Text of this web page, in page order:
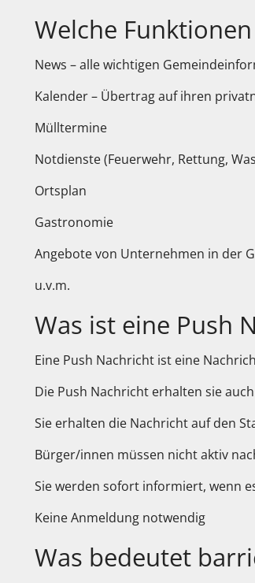
Welche
News – alle wichtigen
Kalender – Übertrag auf ihren
Mülltermine
Notdienste (Feuerwehr, Rettung,
Ortsplan
Gastronomie
Angebote von Unternehmen in der
u.v.m.
Was ist eine Push
Eine Push Nachricht ist eine
Die Push Nachricht erhalten sie
Sie erhalten die Nachricht auf den
Bürger/innen müssen nicht aktiv
Sie werden sofort informiert, wenn
Keine Anmeldung notwendig
Was bedeutet